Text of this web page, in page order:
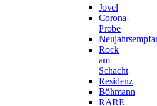
Jovel
Corona-
Probe
Rock
am
Schacht
Residenz
Böhmann
RARE